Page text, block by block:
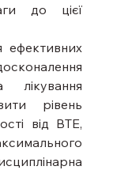
до цієї
ефективних
лікування
рівень
від ВТЕ,